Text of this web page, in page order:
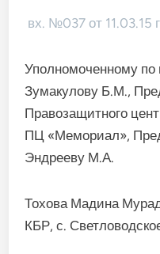
вх. №037 от 11.03.15
Уполномоченному по
Зумакулову Б.М.,
Правозащитного
ПЦ «Мемориал»,
Эндрееву М.А.
Тохова Мадина
КБР, с.